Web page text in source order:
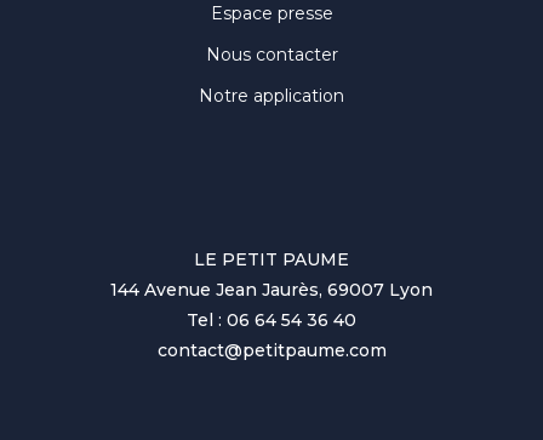
Espace presse
Nous contacter
Notre application
LE PETIT PAUME
144 Avenue Jean Jaurès, 69007 Lyon
Tel : 06 64 54 36 40
contact@petitpaume.com